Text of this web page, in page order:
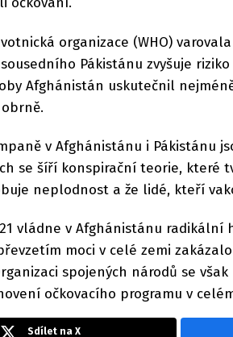
organizace (WHO)
Pákistánu zvyšuje
Afghánistán uskutečnil
v Afghánistánu i Pákistánu
se šíří konspirační teorie, které
neplodnost a že lidé, kteří
vládne v Afghánistánu
moci v celé zemi
spojených národů se
očkovacího programu v
Sdílet na X